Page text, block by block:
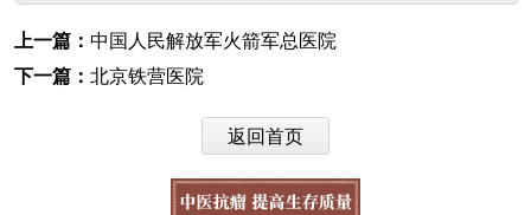
上一篇： 中国人民解放军火箭军总医院
下一篇： 北京铁营医院
返回首页